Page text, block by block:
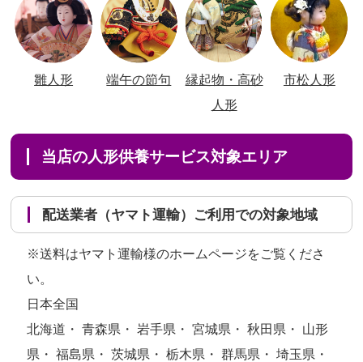
雛人形 端午の節句
縁起物・高砂
人形
市松人形
当店の人形供養サービス対象エリア
配送業者（ヤマト運輸）ご利用での対象地域
※送料はヤマト運輸様のホームページをご覧くださ
い。
日本全国
北海道・ 青森県・ 岩手県・ 宮城県・ 秋田県・ 山形
県・ 福島県・ 茨城県・ 栃木県・ 群馬県・ 埼玉県・